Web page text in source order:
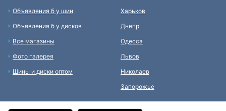
Объявления б у шин
Объявления б у дисков
Все магазины
Фото галерея
Шины и диски оптом
Харьков
Днепр
Одесса
Львов
Николаев
Запорожье